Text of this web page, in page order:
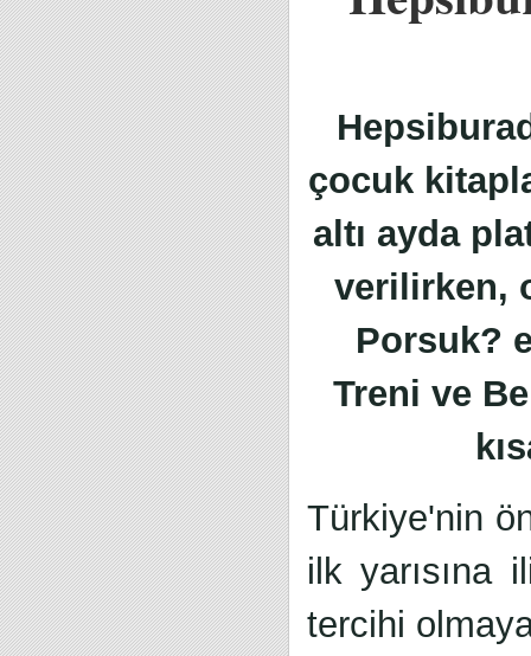
çocuk
altı ayda
verilirken,
Porsuk?
Treni ve
Türkiye'nin
ilk yarısına
tercihi